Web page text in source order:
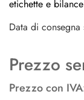
etichette e
Data di
Prezzo con
Prezzo